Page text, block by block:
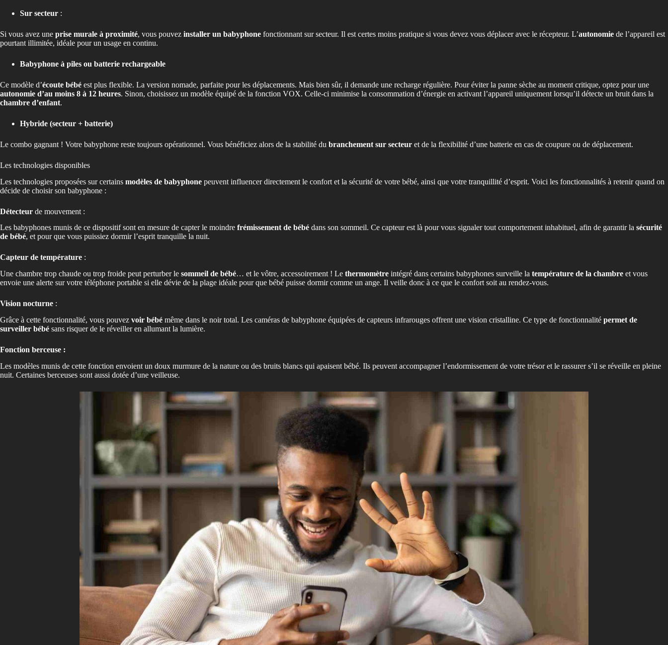
Sur secteur :
Si vous avez une prise murale à proximité, vous pouvez installer un babyphone fonctionnant sur secteur. Il est certes moins pratique si vous devez vous déplacer avec le récepteur. L’autonomie de l’appareil est
pourtant illimitée, idéale pour un usage en continu.
Babyphone à piles ou batterie rechargeable
Ce modèle d’écoute bébé est plus flexible. La version nomade, parfaite pour les déplacements. Mais bien sûr, il demande une recharge régulière. Pour éviter la panne sèche au moment critique, optez pour une
autonomie d’au moins 8 à 12 heures. Sinon, choisissez un modèle équipé de la fonction VOX. Celle-ci minimise la consommation d’énergie en activant l’appareil uniquement lorsqu’il détecte un bruit dans la
chambre d’enfant.
Hybride (secteur + batterie)
Le combo gagnant ! Votre babyphone reste toujours opérationnel. Vous bénéficiez alors de la stabilité du branchement sur secteur et de la flexibilité d’une batterie en cas de coupure ou de déplacement.
Les technologies disponibles
Les technologies proposées sur certains modèles de babyphone peuvent influencer directement le confort et la sécurité de votre bébé, ainsi que votre tranquillité d’esprit. Voici les fonctionnalités à retenir quand on
décide de choisir son babyphone :
Détecteur de mouvement :
Les babyphones munis de ce dispositif sont en mesure de capter le moindre frémissement de bébé dans son sommeil. Ce capteur est là pour vous signaler tout comportement inhabituel, afin de garantir la sécurité
de bébé, et pour que vous puissiez dormir l’esprit tranquille la nuit.
Capteur de température :
Une chambre trop chaude ou trop froide peut perturber le sommeil de bébé… et le vôtre, accessoirement ! Le thermomètre intégré dans certains babyphones surveille la température de la chambre et vous
envoie une alerte sur votre téléphone portable si elle dévie de la plage idéale pour que bébé puisse dormir comme un ange. Il veille donc à ce que le confort soit au rendez-vous.
Vision nocturne :
Grâce à cette fonctionnalité, vous pouvez voir bébé même dans le noir total. Les caméras de babyphone équipées de capteurs infrarouges offrent une vision cristalline. Ce type de fonctionnalité permet de
surveiller bébé sans risquer de le réveiller en allumant la lumière.
Fonction berceuse :
Les modèles munis de cette fonction envoient un doux murmure de la nature ou des bruits blancs qui apaisent bébé. Ils peuvent accompagner l’endormissement de votre trésor et le rassurer s’il se réveille en pleine
nuit. Certaines berceuses sont aussi dotée d’une veilleuse.